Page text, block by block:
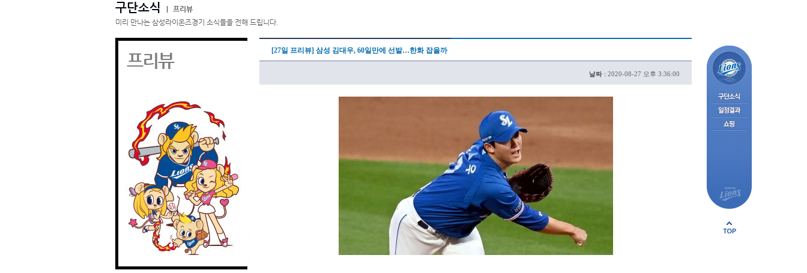
구단소식
프리뷰
미리 만나는 삼성라이온즈경기 소식들을 전해 드립니다.
프리뷰 [27일 프리뷰] 삼성 김대우, 60일만에 선발…한화 잡을까
날짜 : 2020-08-27 오후 3:36:00